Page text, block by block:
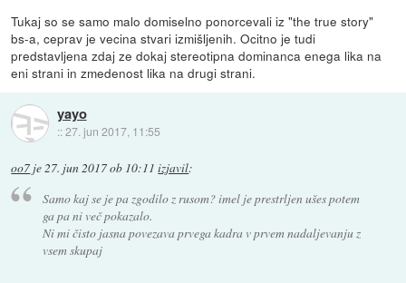
Tukaj so se samo malo domiselno ponorcevali iz "the true story"
bs-a, ceprav je vecina stvari izmišljenih. Ocitno je tudi
predstavljena zdaj ze dokaj stereotipna dominanca enega lika na
eni strani in zmedenost lika na drugi strani.
yayo
::27. jun 2017, 11:55
oo7 je27. jun 2017 ob 10:11 izjavil:
Samo kaj se je pa zgodilo z rusom? imel je prestrljen ušes potem
ga pa ni več pokazalo.
Ni mi čisto jasna povezava prvega kadra v prvem nadaljevanju z
vsem skupaj